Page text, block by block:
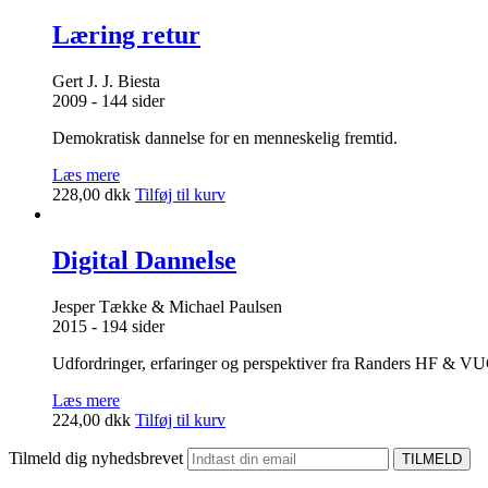
Læring retur
Gert J. J. Biesta
2009 - 144 sider
Demokratisk dannelse for en menneskelig fremtid.
Læs mere
228,00 dkk Tilføj til kurv
Digital Dannelse
Jesper Tække & Michael Paulsen
2015 - 194 sider
Udfordringer, erfaringer og perspektiver fra Randers HF &
Læs mere
224,00 dkk Tilføj til kurv
Tilmeld dig nyhedsbrevet